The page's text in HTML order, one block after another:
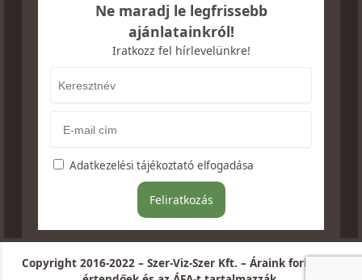
Ne maradj le legfrissebb
ajánlatainkról!
Iratkozz fel hírlevelünkre!
Adatkezelési tájékoztató elfogadása
Copyright 2016-2022 – Szer-Viz-Szer Kft. – Áraink forintban